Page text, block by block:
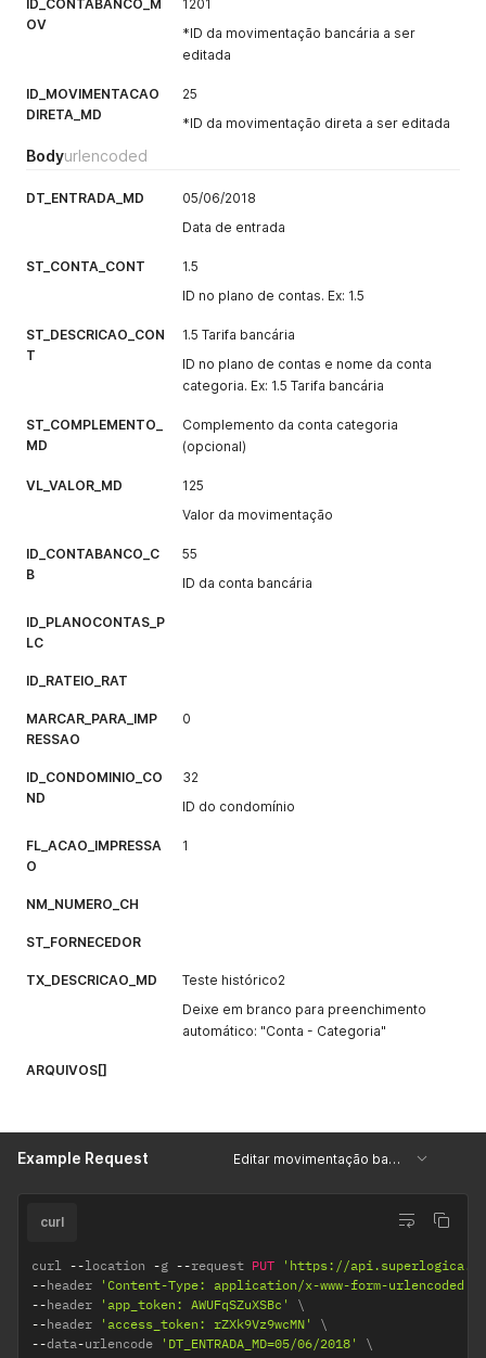
ID_CONTABANCO_M
OV
1201
*ID da movimentação bancária a ser
editada
ID_MOVIMENTACAO
DIRETA_MD
25
*ID da movimentação direta a ser editada
Bodyurlencoded
DT_ENTRADA_MD
05/06/2018
Data de entrada
ST_CONTA_CONT
1.5
ID no plano de contas. Ex: 1.5
ST_DESCRICAO_CON
T
1.5 Tarifa bancária
ID no plano de contas e nome da conta
categoria. Ex: 1.5 Tarifa bancária
ST_COMPLEMENTO_
MD
Complemento da conta categoria
(opcional)
VL_VALOR_MD
125
Valor da movimentação
ID_CONTABANCO_C
B
55
ID da conta bancária
ID_PLANOCONTAS_P
LC
ID_RATEIO_RAT
MARCAR_PARA_IMP
RESSAO
0
ID_CONDOMINIO_CO
ND
32
ID do condomínio
FL_ACAO_IMPRESSA
O
1
NM_NUMERO_CH
ST_FORNECEDOR
TX_DESCRICAO_MD
Teste histórico2
Deixe em branco para preenchimento
automático: "Conta - Categoria"
ARQUIVOS[]
Example Request Editar movimentação bancária
curl
curl --location -g --request PUT
'https://api.superlogica.net/v2/
--header
'Content-Type: application/x-www-form-urlencoded'
--header 'app_token: AWUFqSZuXSBc'
--header 'access_token: rZXk9Vz9wcMN'
--data-urlencode 'DT_ENTRADA_MD=05/06/2018'